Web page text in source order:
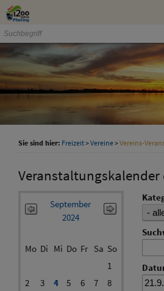
Zum Inhalt
Sie sind hier: Freizeit>Vereine>Vereins-
Veranstaltungskalender
September
2024
Mo Di Mi Do Fr Sa So
1
2
3 4 5 6 7
8
schließen